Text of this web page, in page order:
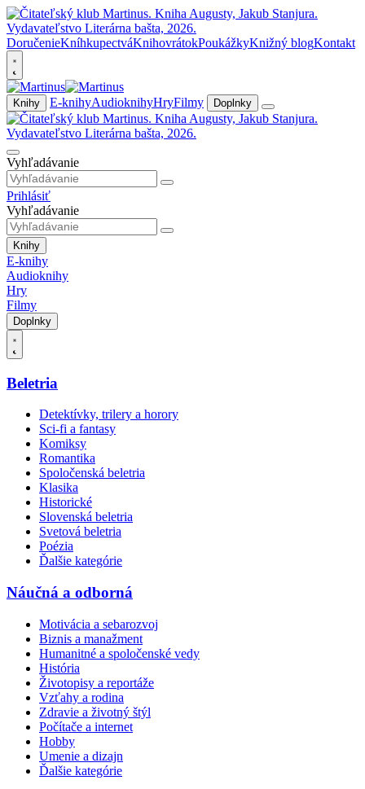
DoručenieKníhkupectváKnihovrátokPoukážkyKnižný blogKontakt
Knihy E-knihyAudioknihyHryFilmy Doplnky
Vyhľadávanie
Prihlásiť
Vyhľadávanie
Knihy
E-knihy
Audioknihy
Hry
Filmy
Doplnky
Beletria
Detektívky, trilery a horory
Sci-fi a fantasy
Komiksy
Romantika
Spoločenská beletria
Klasika
Historické
Slovenská beletria
Svetová beletria
Poézia
Ďalšie kategórie
Náučná a odborná
Motivácia a sebarozvoj
Biznis a manažment
Humanitné a spoločenské vedy
História
Životopisy a reportáže
Vzťahy a rodina
Zdravie a životný štýl
Počítače a internet
Hobby
Umenie a dizajn
Ďalšie kategórie